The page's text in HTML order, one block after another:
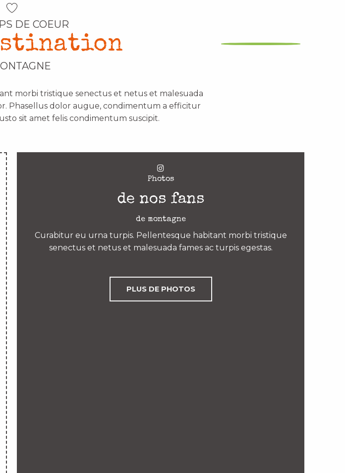
DE COEUR
morbi tristique senectus et netus et malesuada
Phasellus dolor augue, condimentum a efficitur
sit amet felis condimentum suscipit.
Photos
de nos fans
de montagne
Curabitur eu urna turpis. Pellentesque habitant morbi tristique
senectus et netus et malesuada fames ac turpis egestas.
PLUS DE PHOTOS